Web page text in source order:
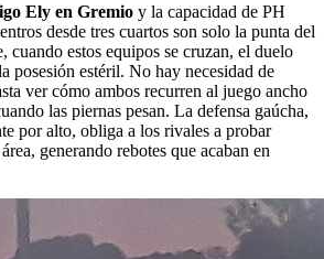
Ely en Gremio y la capacidad de PH
desde tres cuartos son solo la punta del
cuando estos equipos se cruzan, el duelo
posesión estéril. No hay necesidad de
ver cómo ambos recurren al juego ancho
las piernas pesan. La defensa gaúcha,
por alto, obliga a los rivales a probar
generando rebotes que acaban en